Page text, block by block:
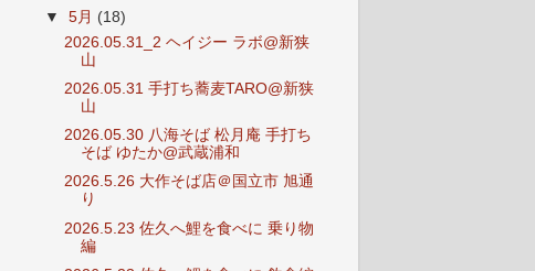
▼5月 (18)
2026.05.31_2 ヘイジー ラボ@新狭
山
2026.05.31 手打ち蕎麦TARO@新狭
山
2026.05.30 八海そば 松月庵 手打ち
そば ゆたか@武蔵浦和
2026.5.26 大作そば店＠国立市 旭通
り
2026.5.23 佐久へ鯉を食べに 乗り物
編